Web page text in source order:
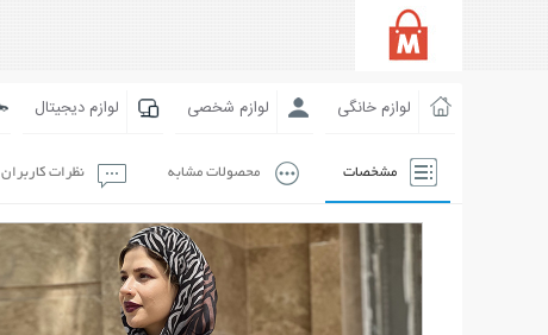
لوازم خانگی لوازم شخصی لوازم دیجیتال
مشخصات محصولات مشابه نظرات کاربران